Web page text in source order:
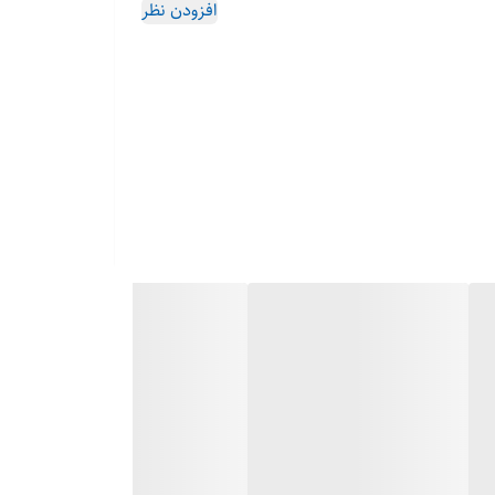
افزودن نظر